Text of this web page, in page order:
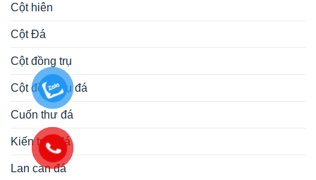
Cột hiên
Cột Đá
Cột đồng trụ
Cột đồng trụ đá
Cuốn thư đá
Kiến trúc đá
Lan can đá